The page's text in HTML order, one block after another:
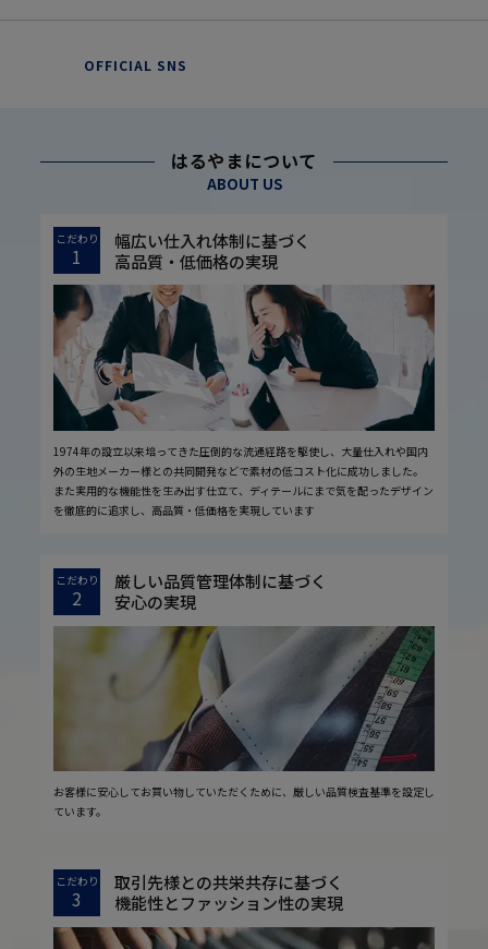
OFFICIAL SNS
はるやまについて
ABOUT US
こだわり
1
幅広い仕入れ体制に基づく
高品質・低価格の実現
1974年の設立以来培ってきた圧倒的な流通経路を駆使し、大量仕入れや国内
外の生地メーカー様との共同開発などで素材の低コスト化に成功しました。
また実用的な機能性を生み出す仕立て、ディテールにまで気を配ったデザイン
を徹底的に追求し、高品質・低価格を実現しています
こだわり
2
厳しい品質管理体制に基づく
安心の実現
お客様に安心してお買い物していただくために、厳しい品質検査基準を設定し
ています。
こだわり
3
取引先様との共栄共存に基づく
機能性とファッション性の実現